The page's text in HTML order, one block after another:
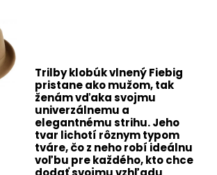
Trilby klobúk vlnený Fiebig
pristane ako mužom, tak
ženám vďaka svojmu
univerzálnemu a
elegantnému strihu. Jeho
tvar lichotí rôznym typom
tváre, čo z neho robí ideálnu
voľbu pre každého, kto chce